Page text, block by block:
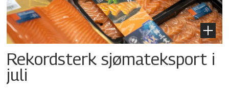
Rekordsterk sjømateksport i
juli